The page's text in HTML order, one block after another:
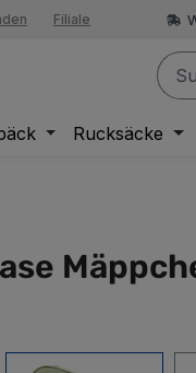
springen
Filiale
Rucksäcke